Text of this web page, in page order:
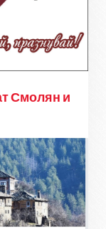
Смолян и